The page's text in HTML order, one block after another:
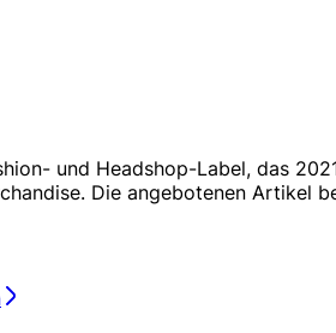
und Headshop-Label, das
Die angebotenen Artikel